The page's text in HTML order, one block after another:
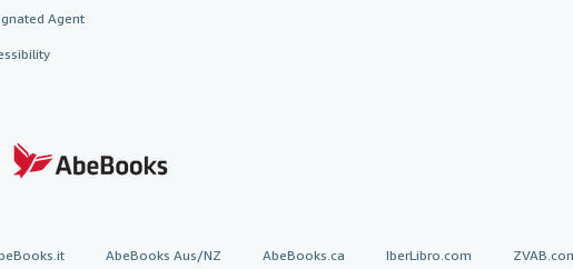
Agent
AbeBooks Aus/NZ AbeBooks.ca IberLibro.com